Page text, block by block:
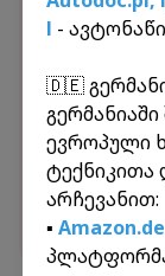
l -
🇩🇪
ევროპული
ტექნიკითა
არჩევანით:
▪️ Amazon.de